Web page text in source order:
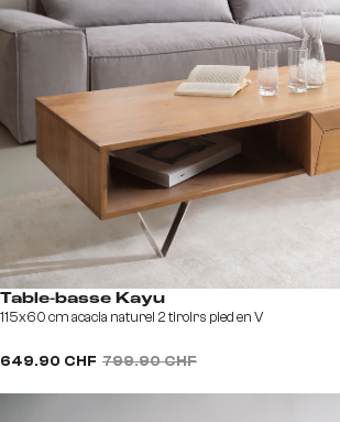
Table-basse Kayu
115x60 cm acacia naturel 2 tiroirs pied en V
649.90 CHF 799.90 CHF